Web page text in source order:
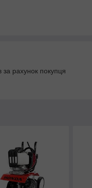
рахунок покупця